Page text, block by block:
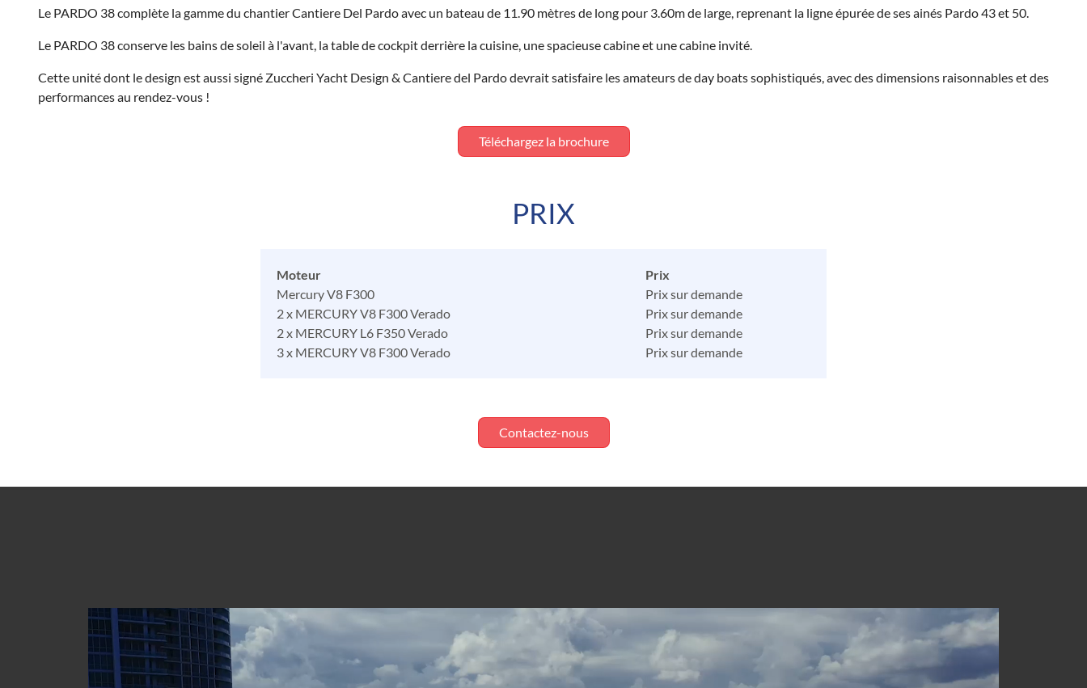
Le PARDO 38 complète la gamme du chantier Cantiere Del Pardo avec un bateau de 11.90 mètres de long pour 3.60m de large, reprenant la ligne épurée de ses ainés Pardo 43 et 50.
Le PARDO 38 conserve les bains de soleil à l'avant, la table de cockpit derrière la cuisine, une spacieuse cabine et une cabine invité.
Cette unité dont le design est aussi signé Zuccheri Yacht Design & Cantiere del Pardo devrait satisfaire les amateurs de day boats sophistiqués, avec des dimensions raisonnables et des
performances au rendez-vous !
Téléchargez la brochure
PRIX
Moteur
Prix
Mercury V8 F300
Prix sur demande
2 x MERCURY V8 F300 Verado
Prix sur demande
2 x MERCURY L6 F350 Verado
Prix sur demande
3 x MERCURY V8 F300 Verado
Prix sur demande
Contactez-nous